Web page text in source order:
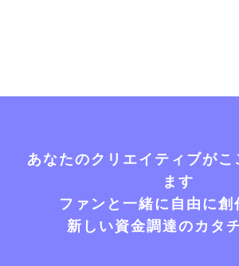
あなたのクリエイティブがこ
ます
ファンと一緒に自由に創
新しい資金調達のカタ